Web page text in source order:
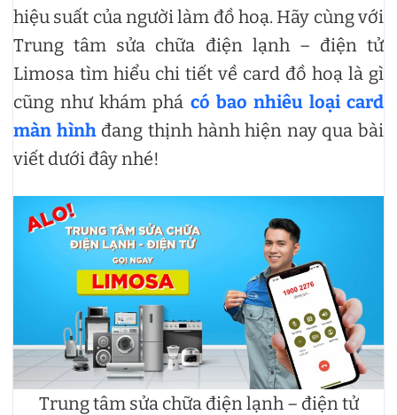
hiệu suất của người làm đồ hoạ. Hãy cùng với
Trung tâm sửa chữa điện lạnh – điện tử
Limosa tìm hiểu chi tiết về card đồ hoạ là gì
cũng như khám phá có bao nhiêu loại card
màn hìnhđang thịnh hành hiện nay qua bài
viết dưới đây nhé!
Trung tâm sửa chữa điện lạnh – điện tử